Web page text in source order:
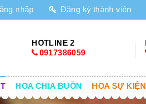
nhập Đăng ký thành viên
HOTLINE 2
0917386059
HOA CHIA BUỒN HOA SỰ KIỆN